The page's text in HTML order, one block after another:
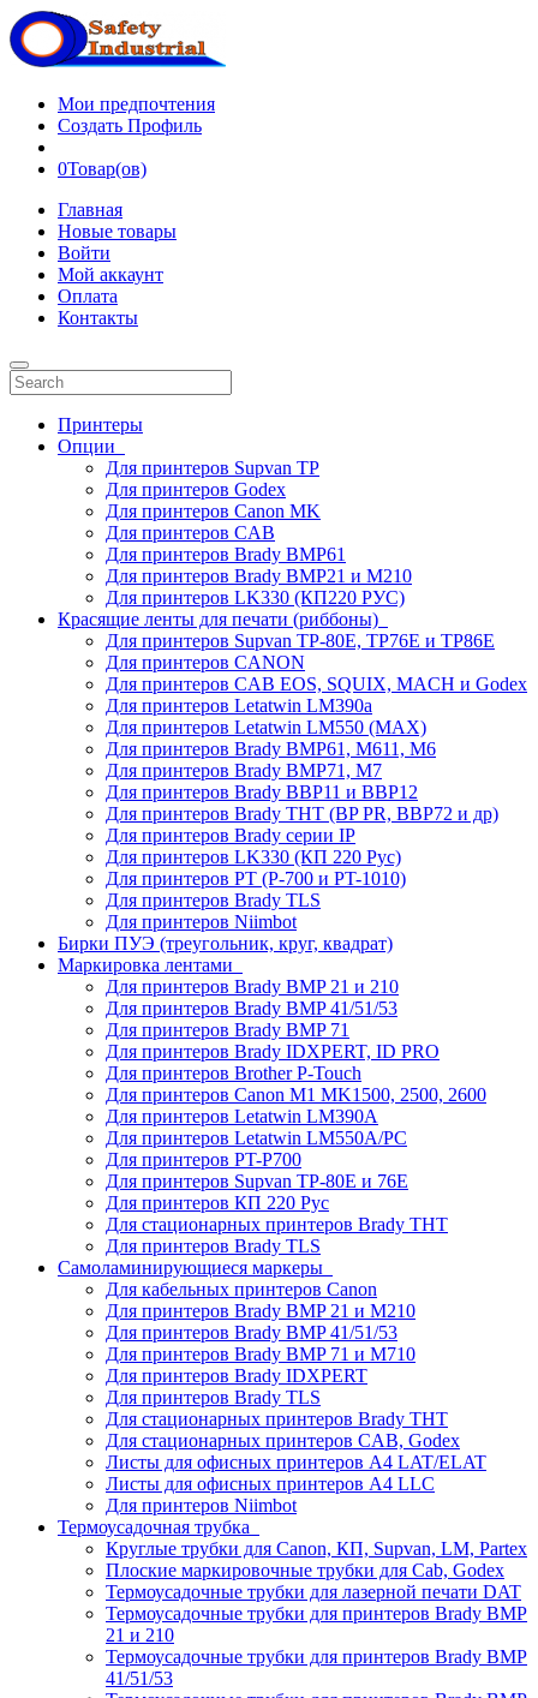
Мои предпочтения
Создать Профиль
0Товар(ов)
Главная
Новые товары
Войти
Мой аккаунт
Оплата
Контакты
Принтеры
Опции
Для принтеров Supvan TP
Для принтеров Godex
Для принтеров Canon MK
Для принтеров CAB
Для принтеров Brady BMP61
Для принтеров Brady BMP21 и M210
Для принтеров LK330 (КП220 РУС)
Красящие ленты для печати (риббоны)
Для принтеров Supvan TP-80E, TP76E и TP86E
Для принтеров CANON
Для принтеров CAB EOS, SQUIX, MACH и Godex
Для принтеров Letatwin LM390a
Для принтеров Letatwin LM550 (MAX)
Для принтеров Brady BMP61, M611, M6
Для принтеров Brady BMP71, M7
Для принтеров Brady BBP11 и BBP12
Для принтеров Brady THT (BP PR, BBP72 и др)
Для принтеров Brady серии IP
Для принтеров LK330 (КП 220 Рус)
Для принтеров PT (P-700 и PT-1010)
Для принтеров Brady TLS
Для принтеров Niimbot
Бирки ПУЭ (треугольник, круг, квадрат)
Маркировка лентами
Для принтеров Brady BMP 21 и 210
Для принтеров Brady BMP 41/51/53
Для принтеров Brady BMP 71
Для принтеров Brady IDXPERT, ID PRO
Для принтеров Brother P-Touch
Для принтеров Canon M1 MK1500, 2500, 2600
Для принтеров Letatwin LM390A
Для принтеров Letatwin LM550A/PC
Для принтеров PT-P700
Для принтеров Supvan TP-80E и 76E
Для принтеров КП 220 Рус
Для стационарных принтеров Brady THT
Для принтеров Brady TLS
Самоламинирующиеся маркеры
Для кабельных принтеров Canon
Для принтеров Brady BMP 21 и M210
Для принтеров Brady BMP 41/51/53
Для принтеров Brady BMP 71 и M710
Для принтеров Brady IDXPERT
Для принтеров Brady TLS
Для стационарных принтеров Brady THT
Для стационарных принтеров CAB, Godex
Листы для офисных принтеров А4 LAT/ELAT
Листы для офисных принтеров А4 LLC
Для принтеров Niimbot
Термоусадочная трубка
Круглые трубки для Canon, КП, Supvan, LM, Partex
Плоские маркировочные трубки для Cab, Godex
Термоусадочные трубки для лазерной печати DAT
Термоусадочные трубки для принтеров Brady BMP
21 и 210
Термоусадочные трубки для принтеров Brady BMP
41/51/53